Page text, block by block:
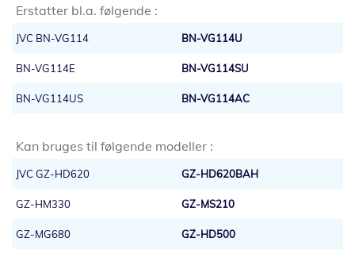
Erstatter bl.a. følgende :
JVC BN-VG114 BN-VG114U
BN-VG114E BN-VG114SU
BN-VG114US BN-VG114AC
Kan bruges til følgende modeller :
JVC GZ-HD620 GZ-HD620BAH
GZ-HM330 GZ-MS210
GZ-MG680 GZ-HD500